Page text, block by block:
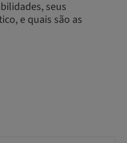
seus
e quais são as